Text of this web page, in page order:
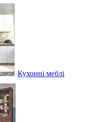
Кухонні меблі